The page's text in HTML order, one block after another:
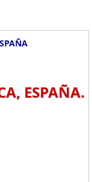
ESPAÑA.